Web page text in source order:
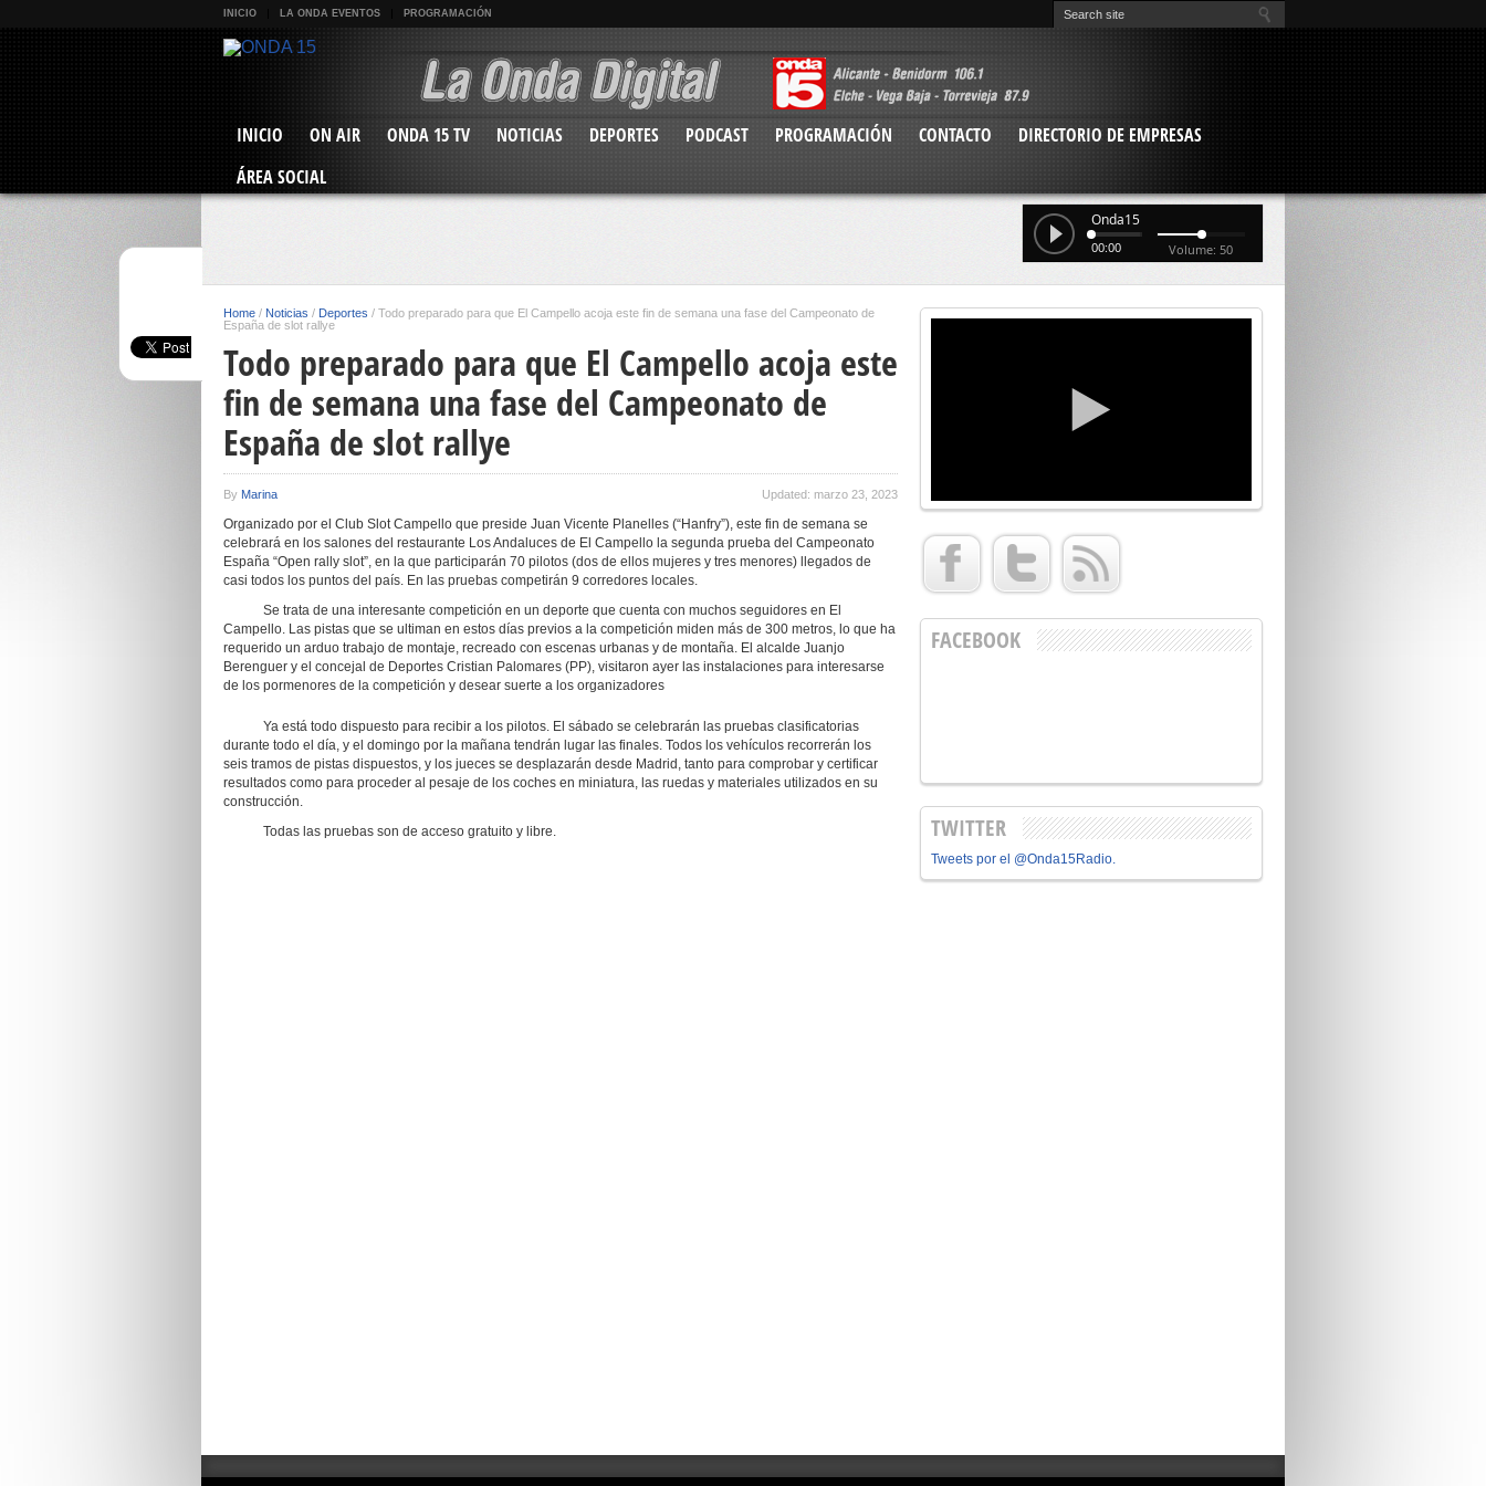
INICIO LA ONDA EVENTOS PROGRAMACIÓN
INICIO ON AIR ONDA 15 TV NOTICIAS DEPORTES PODCAST PROGRAMACIÓN CONTACTO
DIRECTORIO DE EMPRESAS
ÁREA SOCIAL
Onda15
00:00 Volume: 50
Home / Noticias / Deportes / Todo preparado para que El Campello acoja este fin de semana una fase del Campeonato de
España de slot rallye
Todo preparado para que El Campello acoja este
fin de semana una fase del Campeonato de
España de slot rallye
By Marina Updated: marzo 23, 2023
Organizado por el Club Slot Campello que preside Juan Vicente Planelles (“Hanfry”), este fin de semana se
celebrará en los salones del restaurante Los Andaluces de El Campello la segunda prueba del Campeonato
España “Open rally slot”, en la que participarán 70 pilotos (dos de ellos mujeres y tres menores) llegados de
casi todos los puntos del país. En las pruebas competirán 9 corredores locales.
Se trata de una interesante competición en un deporte que cuenta con muchos seguidores en El
Campello. Las pistas que se ultiman en estos días previos a la competición miden más de 300 metros, lo que ha
requerido un arduo trabajo de montaje, recreado con escenas urbanas y de montaña. El alcalde Juanjo
Berenguer y el concejal de Deportes Cristian Palomares (PP), visitaron ayer las instalaciones para interesarse
de los pormenores de la competición y desear suerte a los organizadores
Ya está todo dispuesto para recibir a los pilotos. El sábado se celebrarán las pruebas clasificatorias
durante todo el día, y el domingo por la mañana tendrán lugar las finales. Todos los vehículos recorrerán los
seis tramos de pistas dispuestos, y los jueces se desplazarán desde Madrid, tanto para comprobar y certificar
resultados como para proceder al pesaje de los coches en miniatura, las ruedas y materiales utilizados en su
construcción.
Todas las pruebas son de acceso gratuito y libre.
FACEBOOK
TWITTER
Tweets por el @Onda15Radio.